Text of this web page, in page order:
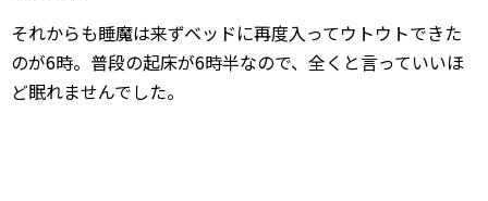
それからも睡魔は来ずベッドに再度入ってウトウトできた
のが6時。普段の起床が6時半なので、全くと言っていいほ
ど眠れませんでした。